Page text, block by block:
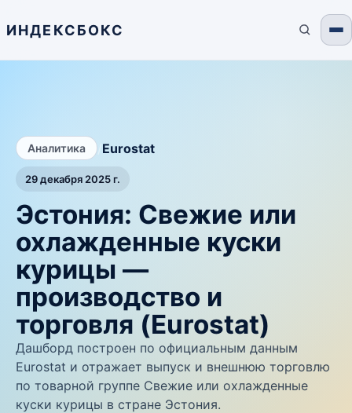
ИНДЕКСБОКС
Аналитика Eurostat
29 декабря 2025 г.
Эстония: Свежие или
охлажденные куски
курицы —
производство и
торговля (Eurostat)
Дашборд построен по официальным данным
Eurostat и отражает выпуск и внешнюю торговлю
по товарной группе Свежие или охлажденные
куски курицы в стране Эстония.